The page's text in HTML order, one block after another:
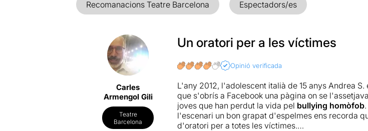
Recomanacions Teatre Barcelona Espectadors/es
Carles
Armengol Gili
Teatre
Barcelona
Un oratori per a les víctimes
Opinió verificada
L'any 2012, l'adolescent italià de 15 anys Andrea
que s'obrís a Facebook una pàgina on se
joves que han perdut la vida pel bullying homòfob
l'escenari un bon grapat d'espelmes ens recorda
d'oratori per a totes les víctimes.